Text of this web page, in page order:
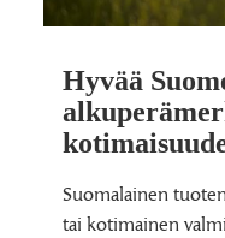
Hyvää
Suomalainen
tai kotimainen